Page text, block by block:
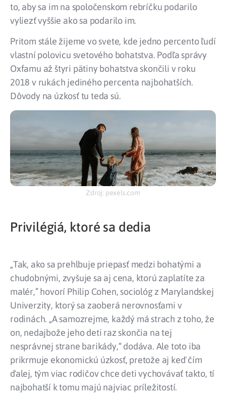
to, aby sa im na spoločenskom rebríčku podarilo
vyliezť vyššie ako sa podarilo im.
Pritom stále žijeme vo svete, kde jedno percento ľudí
vlastní polovicu svetového bohatstva. Podľa správy
Oxfamu až štyri pätiny bohatstva skončili v roku
2018 v rukách jediného percenta najbohatších.
Dôvody na úzkosť tu teda sú.
Zdroj: pexels.com
Privilégiá, ktoré sa dedia
„Tak, ako sa prehlbuje priepasť medzi bohatými a
chudobnými, zvyšuje sa aj cena, ktorú zaplatíte za
malér,” hovorí Philip Cohen, sociológ z Marylandskej
Univerzity, ktorý sa zaoberá nerovnosťami v
rodinách. „A samozrejme, každý má strach z toho, že
on, nedajbože jeho deti raz skončia na tej
nesprávnej strane barikády,“ dodáva. Ale toto iba
prikrmuje ekonomickú úzkosť, pretože aj keď čím
ďalej, tým viac rodičov chce deti vychovávať takto, tí
najbohatší k tomu majú najviac príležitostí.